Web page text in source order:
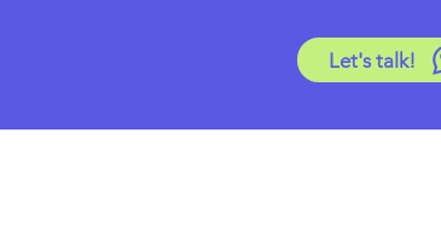
Let's talk!